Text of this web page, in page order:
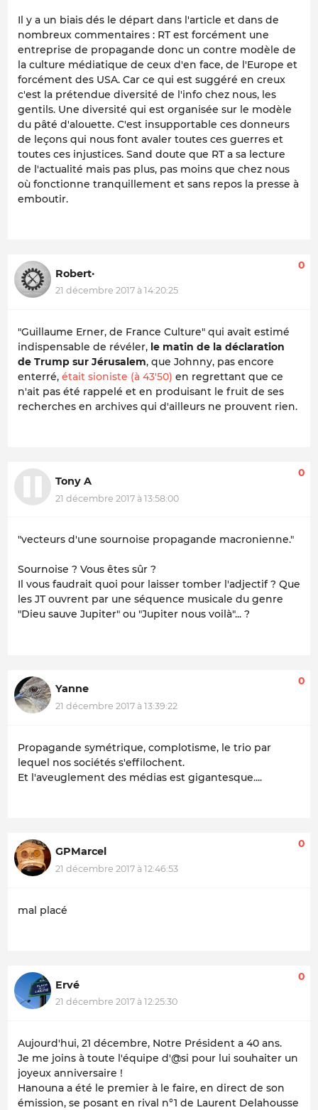
Il y a un biais dés le départ dans l'article et dans de
nombreux commentaires : RT est forcément une
entreprise de propagande donc un contre modèle de
la culture médiatique de ceux d'en face, de l'Europe et
forcément des USA. Car ce qui est suggéré en creux
c'est la prétendue diversité de l'info chez nous, les
gentils. Une diversité qui est organisée sur le modèle
du pâté d'alouette. C'est insupportable ces donneurs
de leçons qui nous font avaler toutes ces guerres et
toutes ces injustices. Sand doute que RT a sa lecture
de l'actualité mais pas plus, pas moins que chez nous
où fonctionne tranquillement et sans repos la presse à
emboutir.
Robert·
21 décembre 2017 à 14:20:25
0
"Guillaume Erner, de France Culture" qui avait estimé
indispensable de révéler, le matin de la déclaration
de Trump sur Jérusalem, que Johnny, pas encore
enterré, était sioniste (à 43'50) en regrettant que ce
n'ait pas été rappelé et en produisant le fruit de ses
recherches en archives qui d'ailleurs ne prouvent rien.
Tony A
21 décembre 2017 à 13:58:00
0
"vecteurs d'une sournoise propagande macronienne."
Sournoise ? Vous êtes sûr ?
Il vous faudrait quoi pour laisser tomber l'adjectif ? Que
les JT ouvrent par une séquence musicale du genre
"Dieu sauve Jupiter" ou "Jupiter nous voilà"... ?
Yanne
21 décembre 2017 à 13:39:22
0
Propagande symétrique, complotisme, le trio par
lequel nos sociétés s'effilochent.
Et l'aveuglement des médias est gigantesque....
GPMarcel
21 décembre 2017 à 12:46:53
0
mal placé
Ervé
21 décembre 2017 à 12:25:30
0
Aujourd'hui, 21 décembre, Notre Président a 40 ans.
Je me joins à toute l'équipe d'@si pour lui souhaiter un
joyeux anniversaire !
Hanouna a été le premier à le faire, en direct de son
émission, se posant en rival n°1 de Laurent Delahousse